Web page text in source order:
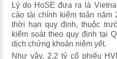
Lý do HoSE đưa ra là
cáo tài chính kiểm toán năm
thời hạn quy định, thuộc
kiểm soát theo quy định tại
dịch chứng khoán niêm yết.
Như vậy, 2,2 tỷ cổ phiếu